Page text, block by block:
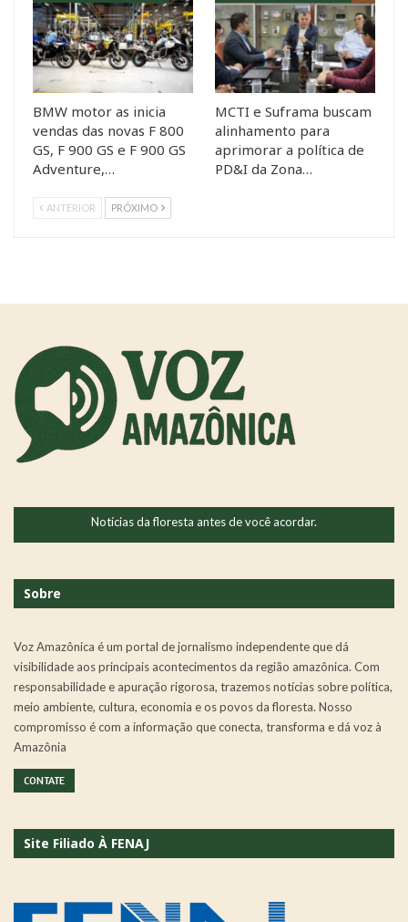
BMW motor as inicia
vendas das novas F 800
GS, F 900 GS e F 900 GS
Adventure,…
MCTI e Suframa buscam
alinhamento para
aprimorar a política de
PD&I da Zona…
ANTERIOR PRÓXIMO
Notícias da floresta antes de você acordar.
Sobre
Voz Amazônica é um portal de jornalismo independente que dá
visibilidade aos principais acontecimentos da região amazônica. Com
responsabilidade e apuração rigorosa, trazemos notícias sobre política,
meio ambiente, cultura, economia e os povos da floresta. Nosso
compromisso é com a informação que conecta, transforma e dá voz à
Amazônia
CONTATE
Site Filiado À FENAJ